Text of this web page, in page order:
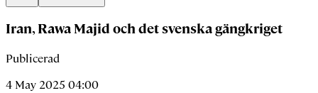
Iran, Rawa Majid och det svenska gängkriget
Publicerad
4 May 2025 04:00